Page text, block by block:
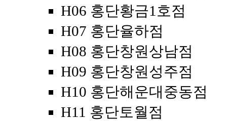
H06 홍단황금1호점
H07 홍단율하점
H08 홍단창원상남점
H09 홍단창원성주점
H10 홍단해운대중동점
H11 홍단토월점